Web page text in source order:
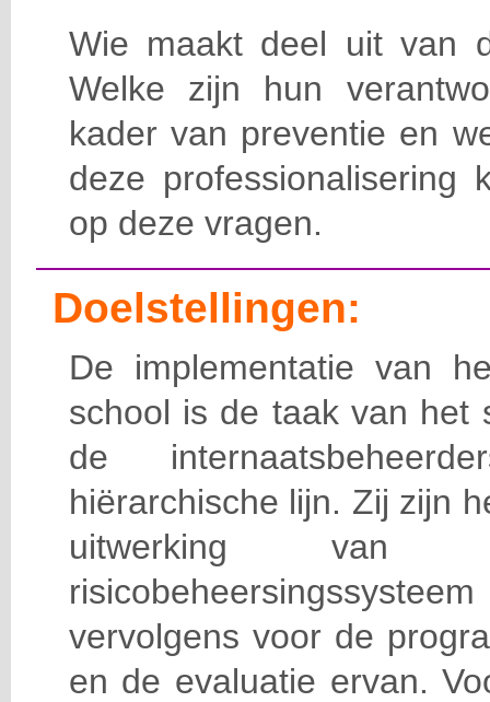
Wie maakt deel uit van
Welke zijn hun
kader van preventie en
deze professionalisering
op deze vragen.
Doelstellingen:
De implementatie van
school is de taak van het
de
hiërarchische lijn. Zij zijn
uitwerking van
vervolgens voor de
en de evaluatie ervan.